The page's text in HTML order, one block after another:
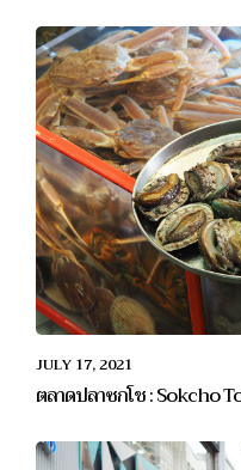
JULY 17, 2021
ตลาดปลาซกโช : Sokcho